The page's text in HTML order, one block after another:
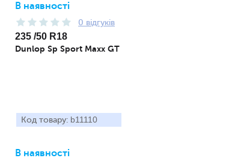
В наявності
0 відгуків
235 /50 R18
Dunlop Sp Sport Maxx GT
Код товару: b11110
В наявності